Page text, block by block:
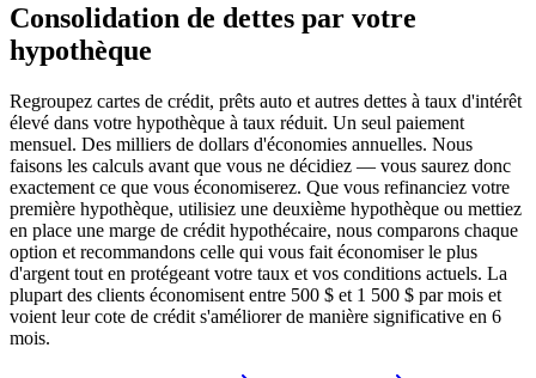
Consolidation de dettes par votre
hypothèque
Regroupez cartes de crédit, prêts auto et autres dettes à taux d'intérêt
élevé dans votre hypothèque à taux réduit. Un seul paiement
mensuel. Des milliers de dollars d'économies annuelles. Nous
faisons les calculs avant que vous ne décidiez — vous saurez donc
exactement ce que vous économiserez. Que vous refinanciez votre
première hypothèque, utilisiez une deuxième hypothèque ou mettiez
en place une marge de crédit hypothécaire, nous comparons chaque
option et recommandons celle qui vous fait économiser le plus
d'argent tout en protégeant votre taux et vos conditions actuels. La
plupart des clients économisent entre 500 $ et 1 500 $ par mois et
voient leur cote de crédit s'améliorer de manière significative en 6
mois.